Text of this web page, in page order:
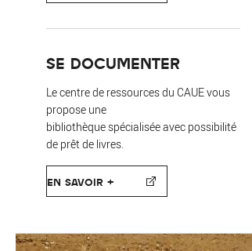
SE DOCUMENTER
Le centre de ressources du CAUE vous
propose une
bibliothèque spécialisée avec possibilité
de prêt de livres.
EN SAVOIR +